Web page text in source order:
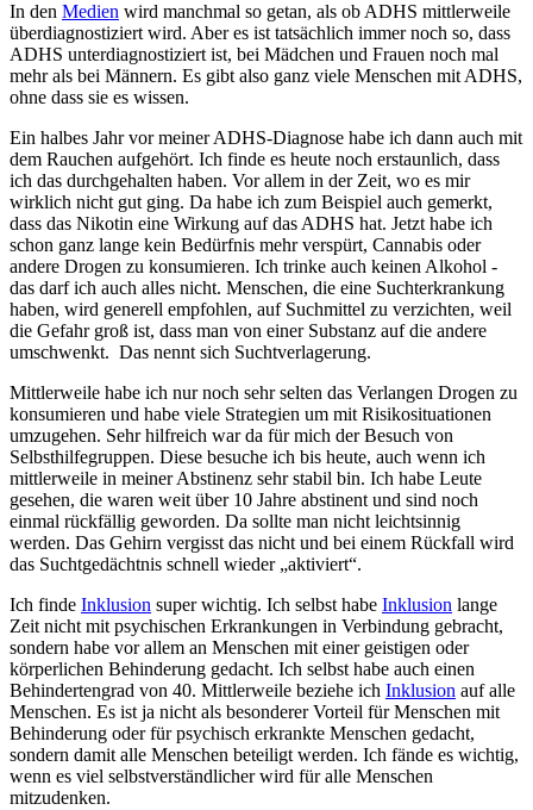
In den Medien wird manchmal so getan, als ob ADHS mittlerweile
überdiagnostiziert wird. Aber es ist tatsächlich immer noch so, dass
ADHS unterdiagnostiziert ist, bei Mädchen und Frauen noch mal
mehr als bei Männern. Es gibt also ganz viele Menschen mit ADHS,
ohne dass sie es wissen.
Ein halbes Jahr vor meiner ADHS-Diagnose habe ich dann auch mit
dem Rauchen aufgehört. Ich finde es heute noch erstaunlich, dass
ich das durchgehalten haben. Vor allem in der Zeit, wo es mir
wirklich nicht gut ging. Da habe ich zum Beispiel auch gemerkt,
dass das Nikotin eine Wirkung auf das ADHS hat. Jetzt habe ich
schon ganz lange kein Bedürfnis mehr verspürt, Cannabis oder
andere Drogen zu konsumieren. Ich trinke auch keinen Alkohol -
das darf ich auch alles nicht. Menschen, die eine Suchterkrankung
haben, wird generell empfohlen, auf Suchmittel zu verzichten, weil
die Gefahr groß ist, dass man von einer Substanz auf die andere
umschwenkt. Das nennt sich Suchtverlagerung.
Mittlerweile habe ich nur noch sehr selten das Verlangen Drogen zu
konsumieren und habe viele Strategien um mit Risikosituationen
umzugehen. Sehr hilfreich war da für mich der Besuch von
Selbsthilfegruppen. Diese besuche ich bis heute, auch wenn ich
mittlerweile in meiner Abstinenz sehr stabil bin. Ich habe Leute
gesehen, die waren weit über 10 Jahre abstinent und sind noch
einmal rückfällig geworden. Da sollte man nicht leichtsinnig
werden. Das Gehirn vergisst das nicht und bei einem Rückfall wird
das Suchtgedächtnis schnell wieder „aktiviert“.
Ich finde Inklusion super wichtig. Ich selbst habe Inklusion lange
Zeit nicht mit psychischen Erkrankungen in Verbindung gebracht,
sondern habe vor allem an Menschen mit einer geistigen oder
körperlichen Behinderung gedacht. Ich selbst habe auch einen
Behindertengrad von 40. Mittlerweile beziehe ich Inklusion auf alle
Menschen. Es ist ja nicht als besonderer Vorteil für Menschen mit
Behinderung oder für psychisch erkrankte Menschen gedacht,
sondern damit alle Menschen beteiligt werden. Ich fände es wichtig,
wenn es viel selbstverständlicher wird für alle Menschen
mitzudenken.